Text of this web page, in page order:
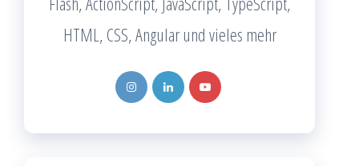
HTML, CSS, Angular und vieles mehr